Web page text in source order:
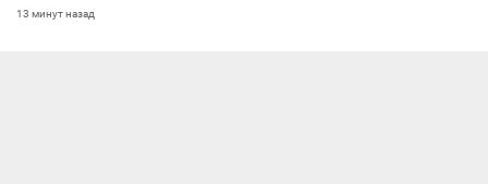
13 минут назад